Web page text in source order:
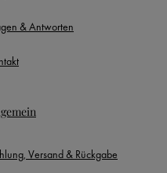
& Antworten
Versand & Rückgabe